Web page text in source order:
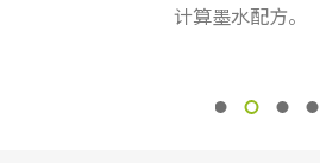
计算墨水配方。